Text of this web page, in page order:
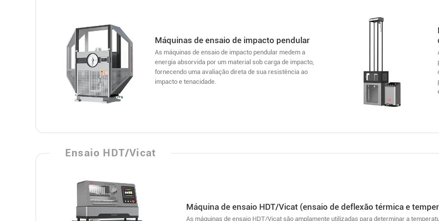
Máquinas de ensaio de impacto pendular
As máquinas de ensaio de impacto pendular medem a
energia absorvida por um material sob carga de impacto,
fornecendo uma avaliação direta de sua resistência ao
impacto e tenacidade.
Ensaio HDT/Vicat
Máquina de ensaio HDT/Vicat (ensaio de deflexão térmica e
As máquinas de ensaio HDT/Vicat são amplamente utilizadas para determinar a